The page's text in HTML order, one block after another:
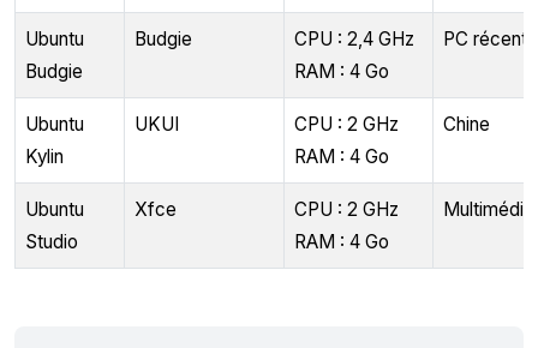
Ubuntu
Budgie
Budgie
CPU : 2,4 GHz
RAM : 4 Go
PC récents
Ubuntu
Kylin
UKUI
CPU : 2 GHz
RAM : 4 Go
Chine
Ubuntu
Studio
Xfce
CPU : 2 GHz
RAM : 4 Go
Multimédia